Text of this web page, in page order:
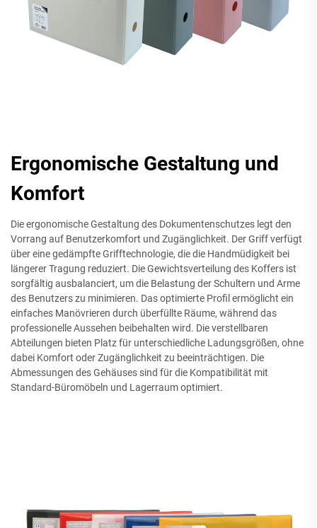
Ergonomische Gestaltung und
Komfort
Die ergonomische Gestaltung des Dokumentenschutzes legt den
Vorrang auf Benutzerkomfort und Zugänglichkeit. Der Griff verfügt
über eine gedämpfte Grifftechnologie, die die Handmüdigkeit bei
längerer Tragung reduziert. Die Gewichtsverteilung des Koffers ist
sorgfältig ausbalanciert, um die Belastung der Schultern und Arme
des Benutzers zu minimieren. Das optimierte Profil ermöglicht ein
einfaches Manövrieren durch überfüllte Räume, während das
professionelle Aussehen beibehalten wird. Die verstellbaren
Abteilungen bieten Platz für unterschiedliche Ladungsgrößen, ohne
dabei Komfort oder Zugänglichkeit zu beeinträchtigen. Die
Abmessungen des Gehäuses sind für die Kompatibilität mit
Standard-Büromöbeln und Lagerraum optimiert.